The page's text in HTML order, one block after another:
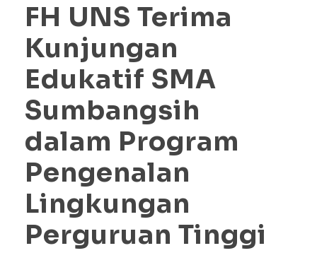
FH UNS Terima
Kunjungan
Edukatif SMA
Sumbangsih
dalam Program
Pengenalan
Lingkungan
Perguruan Tinggi